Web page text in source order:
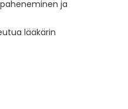
ja
lääkärin